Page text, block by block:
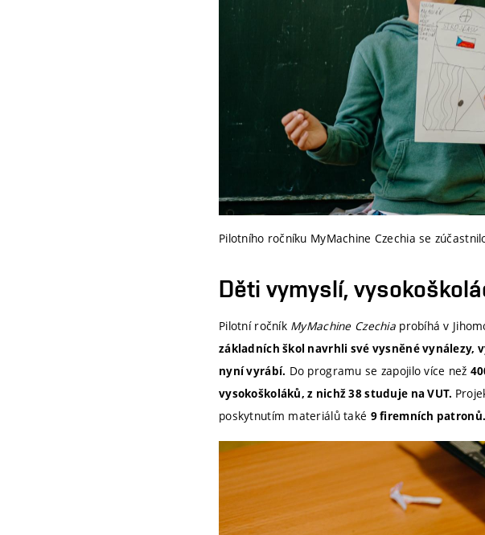
Pilotního ročníku MyMachine Czechia se
Děti vymyslí,
Pilotní ročník MyMachine Czechiaprobíhá v
základních škol navrhli své vysněné vynálezy,
nyní vyrábí. Do programu se zapojilo více než
vysokoškoláků, z nichž 38 studuje na VUT.
poskytnutím materiálů také 9 firemních patronů.